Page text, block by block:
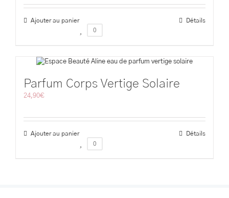
Ajouter au panier
Détails
0
Parfum Corps Vertige Solaire
24,90€
Ajouter au panier
Détails
0